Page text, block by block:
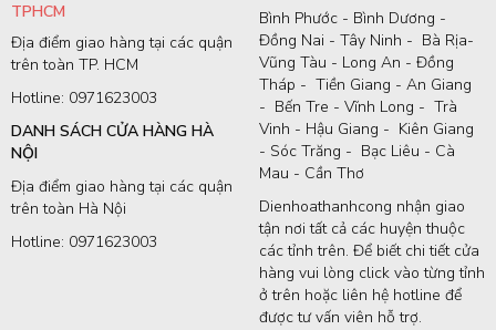
TPHCM
Địa điểm giao hàng tại các quận
trên toàn TP. HCM
Hotline: 0971623003
DANH SÁCH CỬA HÀNG HÀ
NỘI
Địa điểm giao hàng tại các quận
trên toàn Hà Nội
Hotline: 0971623003
Bình Phước - Bình Dương -
Đồng Nai - Tây Ninh - Bà Rịa-
Vũng Tàu - Long An - Đồng
Tháp - Tiền Giang - An Giang
- Bến Tre - Vĩnh Long - Trà
Vinh - Hậu Giang - Kiên Giang
- Sóc Trăng - Bạc Liêu - Cà
Mau - Cần Thơ
Dienhoathanhcong nhận giao
tận nơi tất cả các huyện thuộc
các tỉnh trên. Để biết chi tiết cửa
hàng vui lòng click vào từng tỉnh
ở trên hoặc liên hệ hotline để
được tư vấn viên hỗ trợ.